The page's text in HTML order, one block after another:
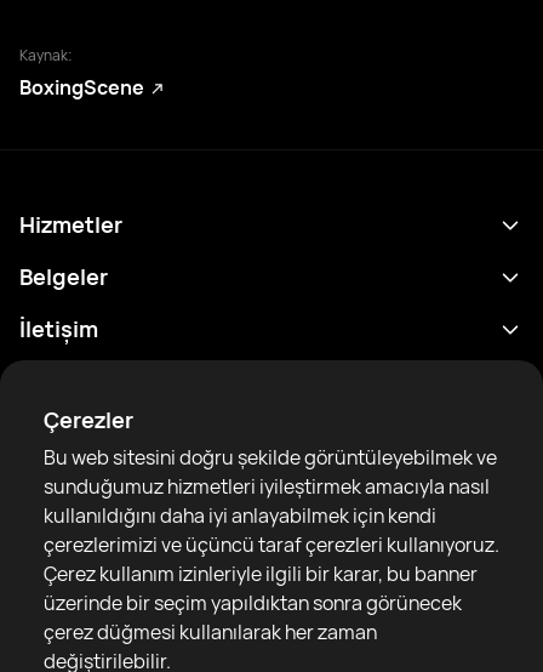
Çerezler
Bu web sitesini doğru şekilde görüntüleyebilmek ve
sunduğumuz hizmetleri iyileştirmek amacıyla nasıl
kullanıldığını daha iyi anlayabilmek için kendi
çerezlerimizi ve üçüncü taraf çerezleri kullanıyoruz.
Çerez kullanım izinleriyle ilgili bir karar, bu banner
üzerinde bir seçim yapıldıktan sonra görünecek
çerez düğmesi kullanılarak her zaman
değiştirilebilir.
Kaynak:
BoxingScene
RTF United service limited
6 Burrows court, Liverpool, United Kingdom
Hizmetler
Program
Sonuçlar
Analitik
Sıralamalar
Haberler
Makaleler
Sparring Finder
Belgeler
Gizlilik Politikası
Kullanım Şartları
Topluluk Rehberleri
İletişim